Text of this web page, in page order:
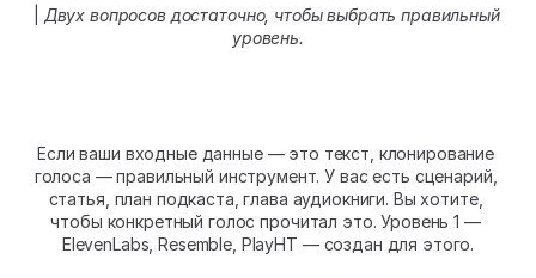
Двух вопросов достаточно, чтобы выбрать правильный
уровень.
Если ваши входные данные — это текст, клонирование
голоса — правильный инструмент. У вас есть сценарий,
статья, план подкаста, глава аудиокниги. Вы хотите,
чтобы конкретный голос прочитал это. Уровень 1 —
ElevenLabs, Resemble, PlayHT — создан для этого.